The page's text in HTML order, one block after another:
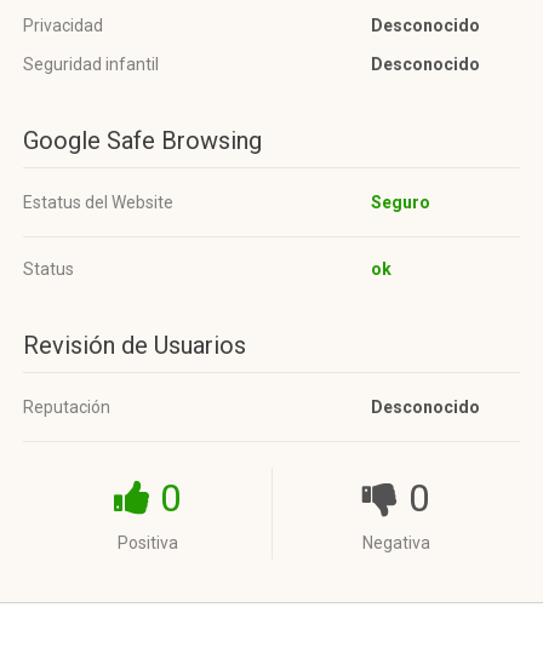
Privacidad
Desconocido
Seguridad infantil
Desconocido
Google Safe Browsing
Estatus del Website Seguro
Status ok
Revisión de Usuarios
Reputación Desconocido
0
Positiva
0
Negativa